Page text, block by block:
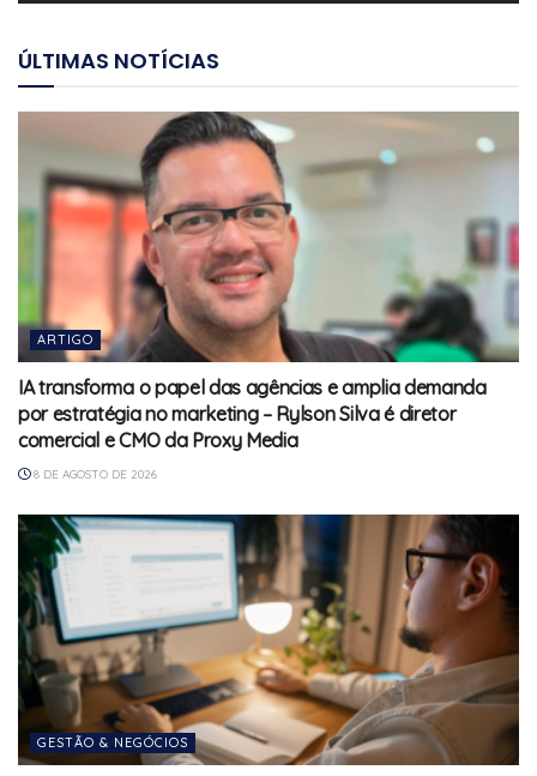
ÚLTIMAS NOTÍCIAS
ARTIGO
IA transforma o papel das agências e amplia demanda
por estratégia no marketing – Rylson Silva é diretor
comercial e CMO da Proxy Media
8 DE AGOSTO DE 2026
GESTÃO & NEGÓCIOS